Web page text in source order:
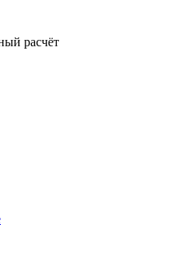
расчёт